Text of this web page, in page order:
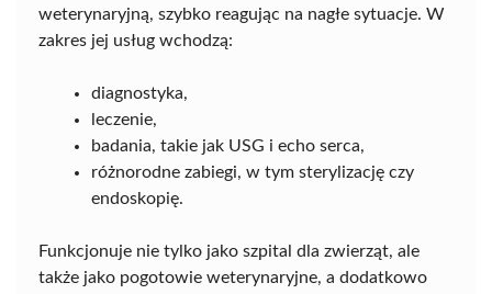
weterynaryjną, szybko reagując na nagłe sytuacje. W
zakres jej usług wchodzą:
diagnostyka,
leczenie,
badania, takie jak USG i echo serca,
różnorodne zabiegi, w tym sterylizację czy
endoskopię.
Funkcjonuje nie tylko jako szpital dla zwierząt, ale
także jako pogotowie weterynaryjne, a dodatkowo